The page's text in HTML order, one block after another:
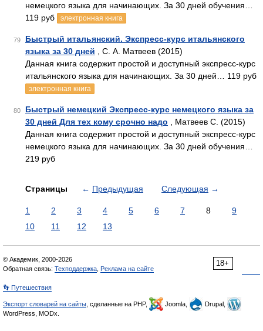
немецкого языка для начинающих. За 30 дней обучения…
119 руб
электронная книга
79
Быстрый итальянский. Экспресс-курс итальянского
языка за 30 дней , С. А. Матвеев (2015)
Данная книга содержит простой и доступный экспресс-курс
итальянского языка для начинающих. За 30 дней… 119 руб
электронная книга
80
Быстрый немецкий Экспресс-курс немецкого языка за
30 дней Для тех кому срочно надо , Матвеев С. (2015)
Данная книга содержит простой и доступный экспресс-курс
немецкого языка для начинающих. За 30 дней обучения…
219 руб
Страницы ← Предыдущая Следующая →
1 2 3 4 5 6 7 8
9
10
11 12 13
18+
© Академик, 2000-2026
Обратная связь: Техподдержка Реклама на сайте
👣 Путешествия
Экспорт словарей на сайты , сделанные на PHP, Joomla,
Drupal,
WordPress, MODx.